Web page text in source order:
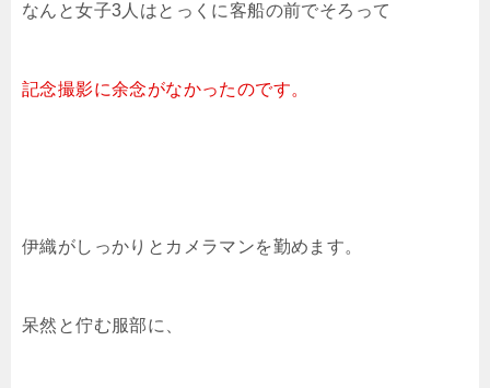
なんと女子3人はとっくに客船の前でそろって
記念撮影に余念がなかったのです。
伊織がしっかりとカメラマンを勤めます。
呆然と佇む服部に、